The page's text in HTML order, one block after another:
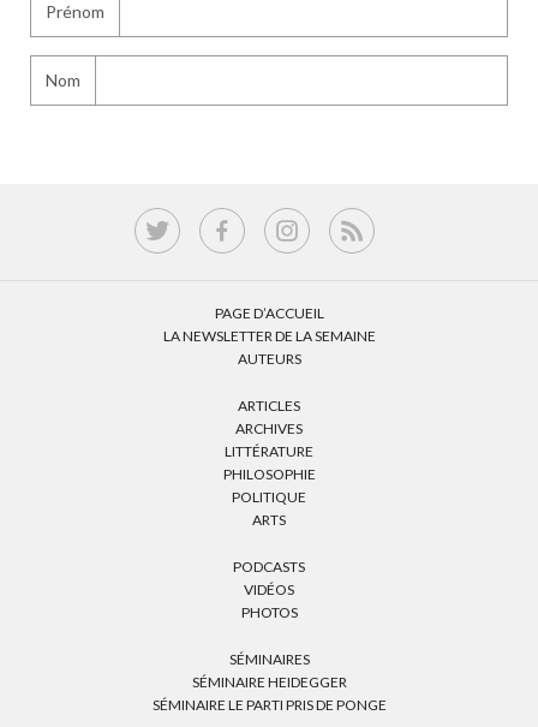
Prénom
Nom
PAGE D’ACCUEIL
LA NEWSLETTER DE LA SEMAINE
AUTEURS
ARTICLES
ARCHIVES
LITTÉRATURE
PHILOSOPHIE
POLITIQUE
ARTS
PODCASTS
VIDÉOS
PHOTOS
SÉMINAIRES
SÉMINAIRE HEIDEGGER
SÉMINAIRE LE PARTI PRIS DE PONGE